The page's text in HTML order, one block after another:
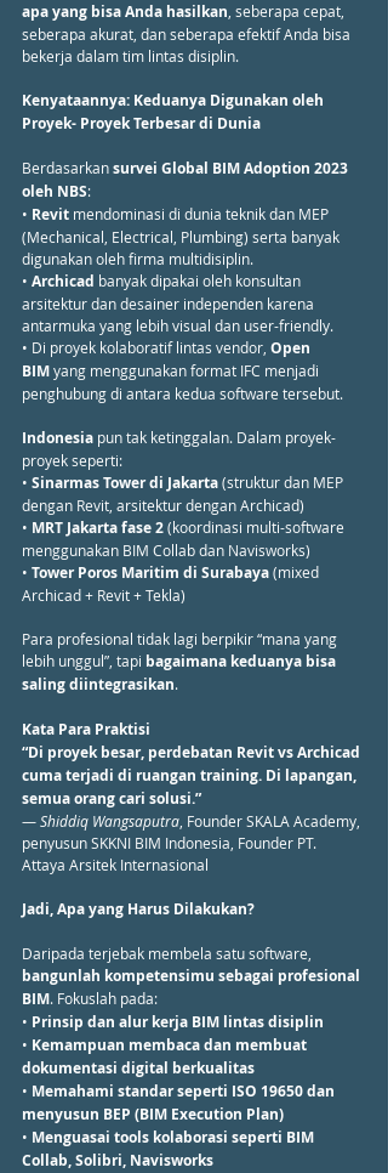
apa yang bisa Anda hasilkan , seberapa cepat,
seberapa akurat, dan seberapa efektif Anda bisa
bekerja dalam tim lintas disiplin.
Kenyataannya: Keduanya Digunakan oleh
Proyek- Proyek Terbesar di Dunia
Berdasarkan survei Global BIM Adoption 2023
oleh NBS:
• Revit mendominasi di dunia teknik dan MEP
(Mechanical, Electrical, Plumbing) serta banyak
digunakan oleh firma multidisiplin.
• Archicad banyak dipakai oleh konsultan
arsitektur dan desainer independen karena
antarmuka yang lebih visual dan user-friendly.
• Di proyek kolaboratif lintas vendor, Open
BIM yang menggunakan format IFC menjadi
penghubung di antara kedua software tersebut.
Indonesia pun tak ketinggalan. Dalam proyek-
proyek seperti:
• Sinarmas Tower di Jakarta (struktur dan MEP
dengan Revit, arsitektur dengan Archicad)
• MRT Jakarta fase 2 (koordinasi multi-software
menggunakan BIM Collab dan Navisworks)
• Tower Poros Maritim di Surabaya (mixed
Archicad + Revit + Tekla)
Para profesional tidak lagi berpikir “mana yang
lebih unggul”, tapi bagaimana keduanya bisa
saling diintegrasikan.
Kata Para Praktisi
“Di proyek besar, perdebatan Revit vs Archicad
cuma terjadi di ruangan training. Di lapangan,
semua orang cari solusi.”
— Shiddiq Wangsaputra , Founder SKALA Academy,
penyusun SKKNI BIM Indonesia, Founder PT.
Attaya Arsitek Internasional
Jadi, Apa yang Harus Dilakukan?
Daripada terjebak membela satu software,
bangunlah kompetensimu sebagai profesional
BIM. Fokuslah pada:
• Prinsip dan alur kerja BIM lintas disiplin
• Kemampuan membaca dan membuat
dokumentasi digital berkualitas
• Memahami standar seperti ISO 19650 dan
menyusun BEP (BIM Execution Plan)
• Menguasai tools kolaborasi seperti BIM
Collab, Solibri, Navisworks